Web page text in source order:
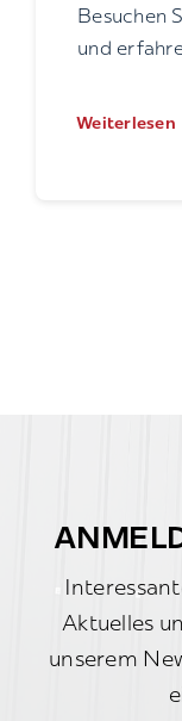
Besuchen
und
Weiterlesen
Aktuelles
unserem